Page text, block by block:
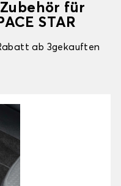
für
STAR
ab 3gekauften